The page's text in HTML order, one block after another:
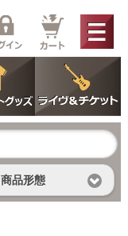
商品形態